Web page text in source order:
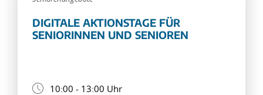
DIGITALE AKTIONSTAGE FÜR
SENIORINNEN UND SENIOREN
10:00 - 13:00 Uhr